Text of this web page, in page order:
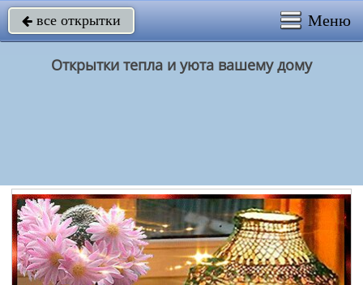
 все открытки Меню
Открытки тепла и уюта вашему дому